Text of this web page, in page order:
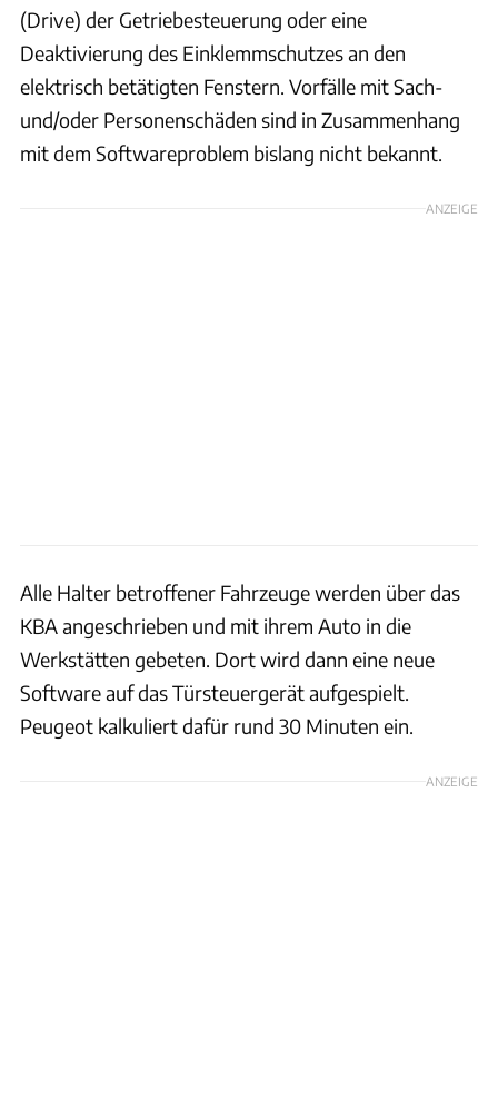
(Drive) der Getriebesteuerung oder eine
Deaktivierung des Einklemmschutzes an den
elektrisch betätigten Fenstern. Vorfälle mit Sach-
und/oder Personenschäden sind in Zusammenhang
mit dem Softwareproblem bislang nicht bekannt.
ANZEIGE
Alle Halter betroffener Fahrzeuge werden über das
KBA angeschrieben und mit ihrem Auto in die
Werkstätten gebeten. Dort wird dann eine neue
Software auf das Türsteuergerät aufgespielt.
Peugeot kalkuliert dafür rund 30 Minuten ein.
ANZEIGE